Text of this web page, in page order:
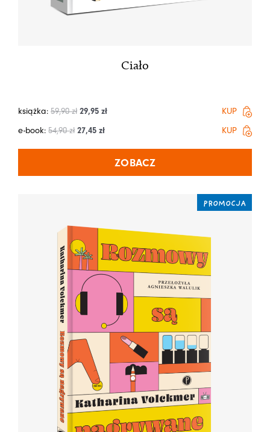
Ciało
książka: 59,90zł 29,95 zł
KUP
e-book: 54,90zł 27,45 zł KUP
ZOBACZ
PROMOCJA